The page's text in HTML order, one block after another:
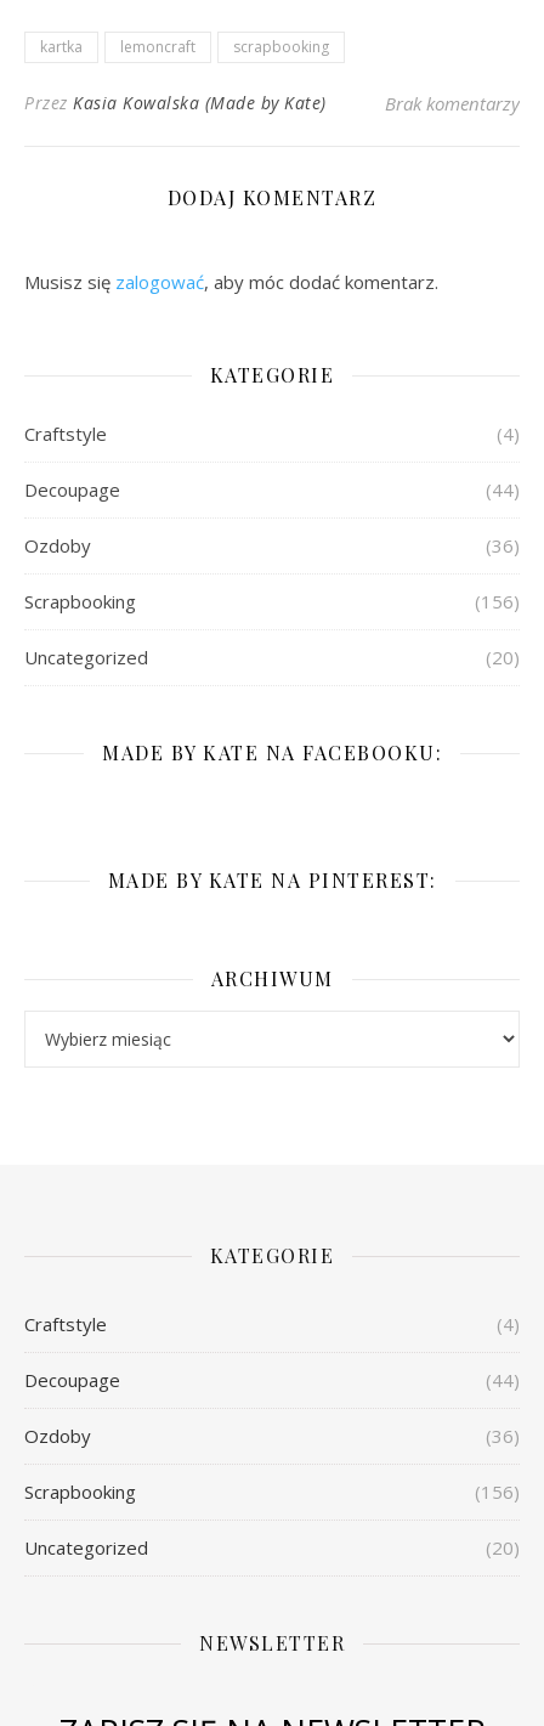
kartka lemoncraft scrapbooking
Przez Kasia Kowalska (Made by Kate) Brak komentarzy
DODAJ KOMENTARZ
Musisz się zalogować, aby móc dodać komentarz.
KATEGORIE
Craftstyle (4)
Decoupage (44)
Ozdoby (36)
Scrapbooking (156)
Uncategorized (20)
MADE BY KATE NA FACEBOOKU:
MADE BY KATE NA PINTEREST:
ARCHIWUM
KATEGORIE
Craftstyle (4)
Decoupage (44)
Ozdoby (36)
Scrapbooking (156)
Uncategorized (20)
NEWSLETTER